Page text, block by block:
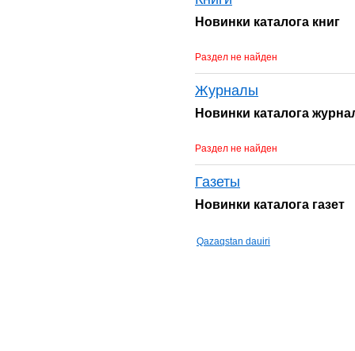
Новинки каталога книг
Раздел не найден
Журналы
Новинки каталога
Раздел не найден
Газеты
Новинки каталога газет
Qazaqstan dauiri